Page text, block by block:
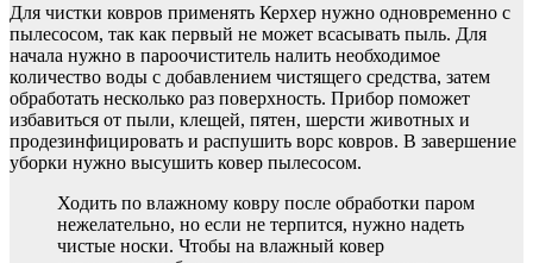
Для чистки ковров применять Керхер нужно одновременно с
пылесосом, так как первый не может всасывать пыль. Для
начала нужно в пароочиститель налить необходимое
количество воды с добавлением чистящего средства, затем
обработать несколько раз поверхность. Прибор поможет
избавиться от пыли, клещей, пятен, шерсти животных и
продезинфицировать и распушить ворс ковров. В завершение
уборки нужно высушить ковер пылесосом.
Ходить по влажному ковру после обработки паром
нежелательно, но если не терпится, нужно надеть
чистые носки. Чтобы на влажный ковер